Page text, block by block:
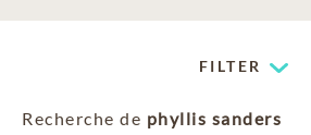
FILTER
Recherche de phyllis sanders